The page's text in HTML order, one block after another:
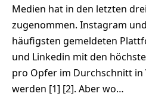
Medien hat in den letzten
zugenommen. Instagram
häufigsten gemeldeten
und Linkedin mit den
pro Opfer im Durchschnitt
werden [1] [2]. Aber wo…